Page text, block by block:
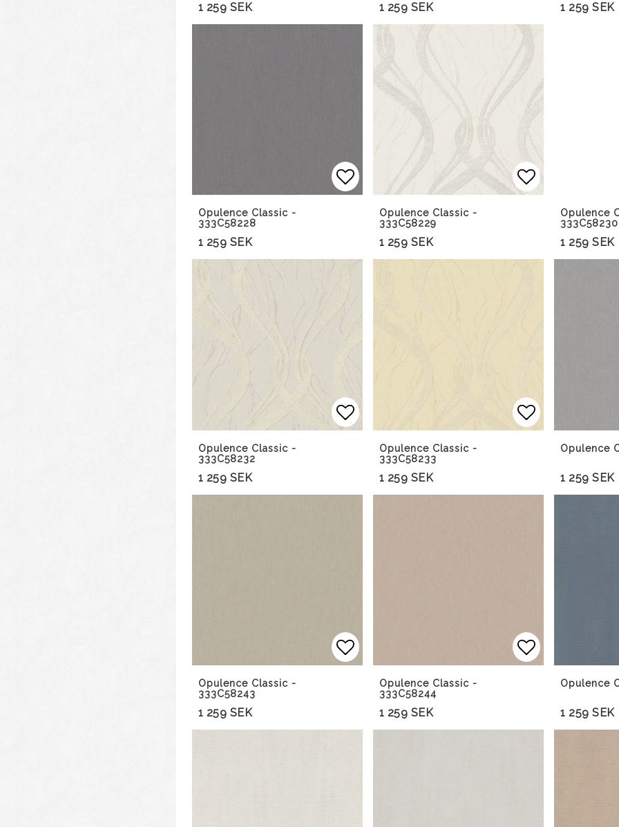
1 259 SEK 1 259 SEK 1 259 SEK
Lägg till i favoritlistan
Opulence Classic -
333C58228
1 259 SEK
Lägg till i
Opulence Classic -
333C58229
1 259 SEK
Opulence
333C58230
1 259 SEK
Lägg till i favoritlistan
Opulence Classic -
333C58232
1 259 SEK
Lägg till i
Opulence Classic -
333C58233
1 259 SEK
Opulence
1 259 SEK
Lägg till i favoritlistan
Opulence Classic -
333C58243
1 259 SEK
Lägg till i
Opulence Classic -
333C58244
1 259 SEK
Opulence
1 259 SEK